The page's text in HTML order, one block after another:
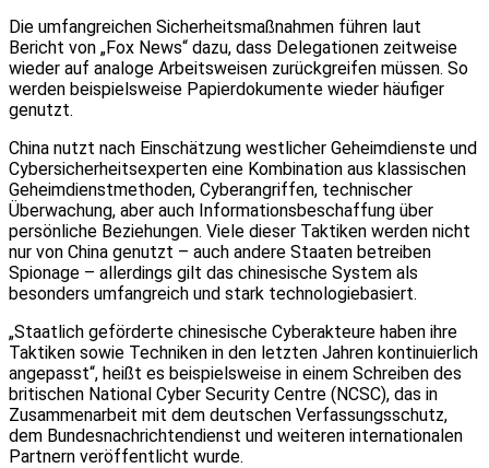
Die umfangreichen Sicherheitsmaßnahmen führen laut
Bericht von „Fox News“ dazu, dass Delegationen zeitweise
wieder auf analoge Arbeitsweisen zurückgreifen müssen. So
werden beispielsweise Papierdokumente wieder häufiger
genutzt.
China nutzt nach Einschätzung westlicher Geheimdienste und
Cybersicherheitsexperten eine Kombination aus klassischen
Geheimdienstmethoden, Cyberangriffen, technischer
Überwachung, aber auch Informationsbeschaffung über
persönliche Beziehungen. Viele dieser Taktiken werden nicht
nur von China genutzt – auch andere Staaten betreiben
Spionage – allerdings gilt das chinesische System als
besonders umfangreich und stark technologiebasiert.
„Staatlich geförderte chinesische Cyberakteure haben ihre
Taktiken sowie Techniken in den letzten Jahren kontinuierlich
angepasst“, heißt es beispielsweise in einem Schreiben des
britischen National Cyber Security Centre (NCSC), das in
Zusammenarbeit mit dem deutschen Verfassungsschutz,
dem Bundesnachrichtendienst und weiteren internationalen
Partnern veröffentlicht wurde.